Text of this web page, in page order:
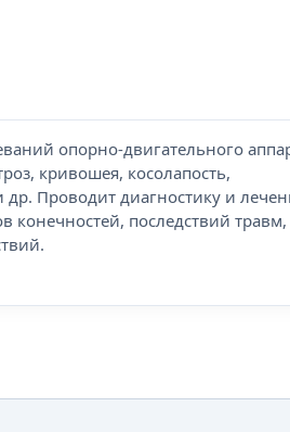
опорно-двигательного
кривошея, косолапость,
др. Проводит диагностику и
конечностей, последствий травм,